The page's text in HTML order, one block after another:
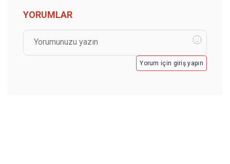
YORUMLAR
Yorum için giriş yapın